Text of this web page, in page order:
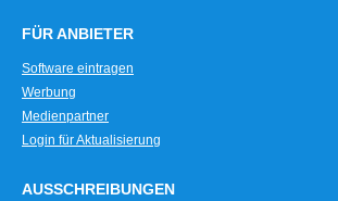
FÜR ANBIETER
Software eintragen
Werbung
Medienpartner
Login für Aktualisierung
AUSSCHREIBUNGEN